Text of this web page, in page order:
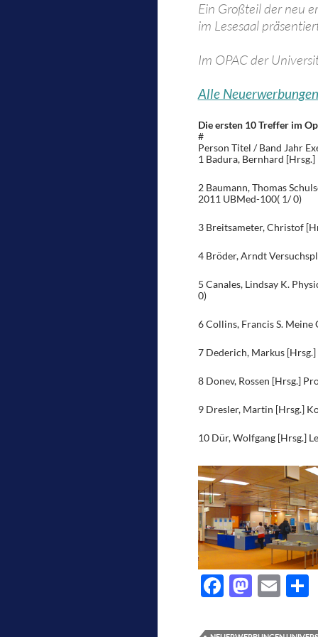
Ein Großteil der neu
im Lesesaal
Im OPAC der
Alle
Die ersten 10 Treffer im
#
Person Titel / Band Jahr
1 Badura, Bernhard
2 Baumann, Thomas
2011 UBMed-100( 1/ 0)
3 Breitsameter, Christof
4 Bröder, Arndt
5 Canales, Lindsay K.
0)
6 Collins, Francis S. Meine
7 Dederich, Markus
8 Donev, Rossen [Hrsg.]
9 Dresler, Martin [Hrsg.]
10 Dür, Wolfgang [Hrsg.]
F
e
M
to
E
ail
T